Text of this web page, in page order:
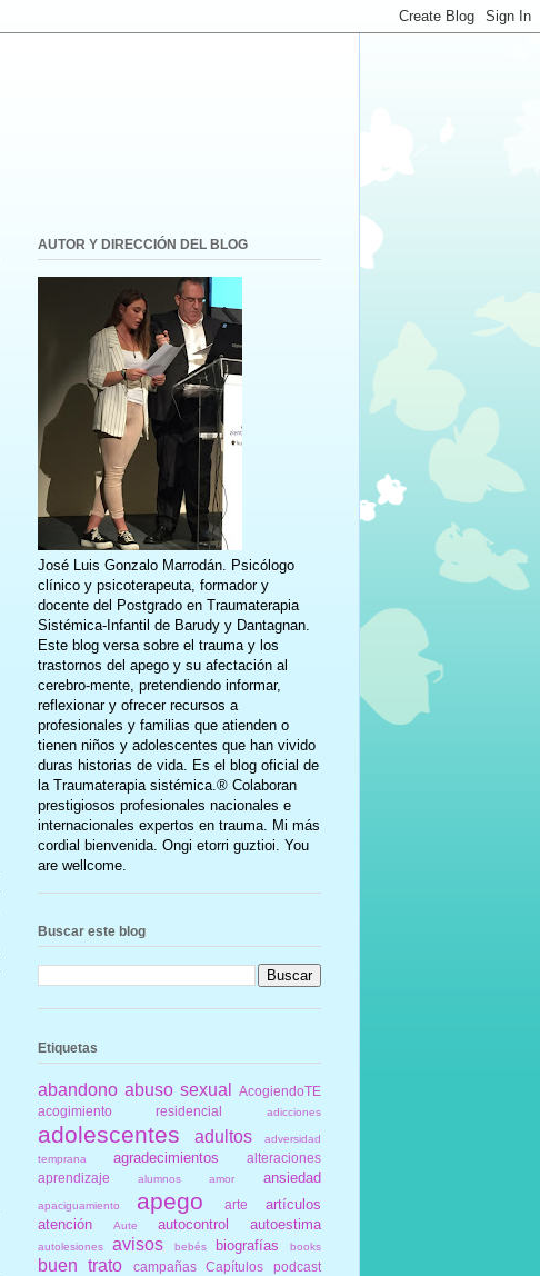
AUTOR Y DIRECCIÓN DEL BLOG
José Luis Gonzalo Marrodán. Psicólogo
clínico y psicoterapeuta, formador y
docente del Postgrado en Traumaterapia
Sistémica-Infantil de Barudy y Dantagnan.
Este blog versa sobre el trauma y los
trastornos del apego y su afectación al
cerebro-mente, pretendiendo informar,
reflexionar y ofrecer recursos a
profesionales y familias que atienden o
tienen niños y adolescentes que han vivido
duras historias de vida. Es el blog oficial de
la Traumaterapia sistémica.® Colaboran
prestigiosos profesionales nacionales e
internacionales expertos en trauma. Mi más
cordial bienvenida. Ongi etorri guztioi. You
are wellcome.
Buscar este blog
Etiquetas
abandono abuso sexual
AcogiendoTE
acogimiento residencial
adicciones
adolescentes adultos
adversidad
temprana
agradecimientos
alteraciones
aprendizaje
alumnos amor ansiedad
apaciguamiento apego arte
artículos
atención
Aute autocontrol autoestima
autolesiones avisos bebés biografías books
buen trato campañas Capítulos podcast